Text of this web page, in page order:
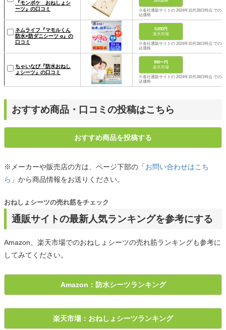
『モンポケ おねしょシ
ーツ』の口コミ
※各社通販サイトの 2024年10月28日時点 での税
込価格
ネムライフ『マモルくん
防水×防ダニシーツ α』の
口コミ
5,830円
楽天市場
※各社通販サイトの 2024年10月28日時点 での税
込価格
ちゃいなび『防水おねし
ょシーツ』の口コミ
990〜円
楽天市場
※各社通販サイトの 2024年10月28日時点 での税
込価格
おすすめ商品・口コミの投稿はこちら
おすすめ商品を投稿する
※メーカーや販売店の方は、ページ下部の「お問い合わせはこち
ら 」から商品情報をお送りください。
通販サイトの最新人気ランキングを参考にする
おねしょシーツの売れ筋をチェック
Amazon、楽天市場でのおねしょシーツの売れ筋ランキングも参考に
してみてください。
Amazon：防水シーツランキング
楽天市場：おねしょシーツランキング